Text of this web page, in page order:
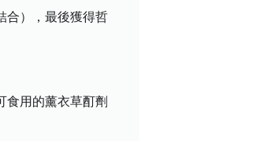
合），最後獲得哲
用的薰衣草酊劑